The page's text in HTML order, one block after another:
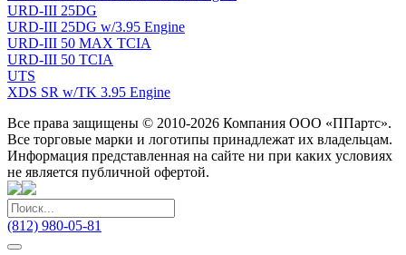
URD-III 25DG
URD-III 25DG w/3.95 Engine
URD-III 50 MAX TCIA
URD-III 50 TCIA
UTS
XDS SR w/TK 3.95 Engine
Все права защищены © 2010-2026 Компания ООО «ППартс».
Все торговые марки и логотипы принадлежат их владельцам.
Информация представленная на сайте ни при каких условиях
не является публичной офертой.
(812) 980-05-81